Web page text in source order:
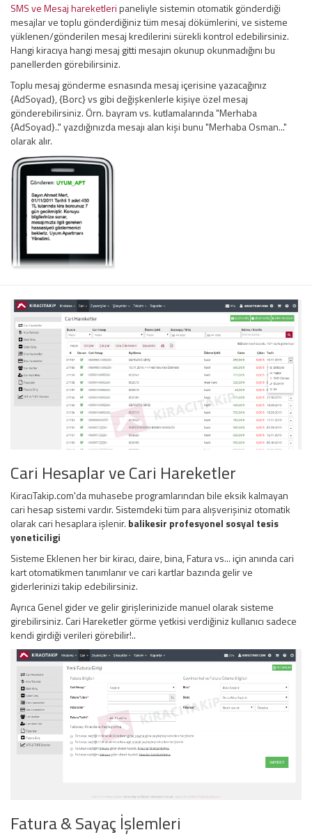
SMS ve Mesaj hareketleripaneliyle sistemin otomatik gönderdiği
mesajlar ve toplu gönderdiğiniz tüm mesaj dökümlerini, ve sisteme
yüklenen/gönderilen mesaj kredilerini sürekli kontrol edebilirsiniz.
Hangi kiracıya hangi mesaj gitti mesajın okunup okunmadığını bu
panellerden görebilirsiniz.
Toplu mesaj gönderme esnasında mesaj içerisine yazacağınız
{AdSoyad}, {Borc} vs gibi değişkenlerle kişiye özel mesaj
gönderebilirsiniz. Örn. bayram vs. kutlamalarında "Merhaba
{AdSoyad}.." yazdığınızda mesajı alan kişi bunu "Merhaba Osman..."
olarak alır.
Cari Hesaplar ve Cari Hareketler
KiracıTakip.com'da muhasebe programlarından bile eksik kalmayan
cari hesap sistemi vardır. Sistemdeki tüm para alışverişiniz otomatik
olarak cari hesaplara işlenir. balikesir profesyonel sosyal tesis
yoneticiligi
Sisteme Eklenen her bir kiracı, daire, bina, Fatura vs... için anında cari
kart otomatikmen tanımlanır ve cari kartlar bazında gelir ve
giderlerinizi takip edebilirsiniz.
Ayrıca Genel gider ve gelir girişlerinizide manuel olarak sisteme
girebilirsiniz. Cari Hareketler görme yetkisi verdiğiniz kullanıcı sadece
kendi girdiği verileri görebilir!..
Fatura & Sayaç İşlemleri